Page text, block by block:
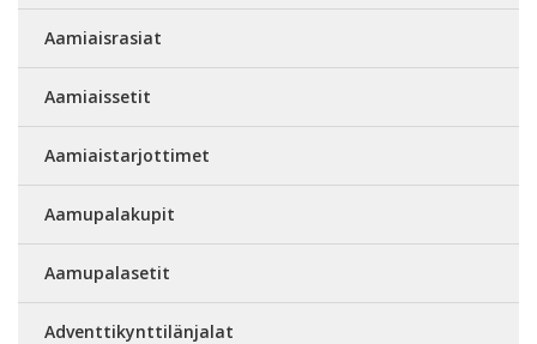
Aamiaisrasiat
Aamiaissetit
Aamiaistarjottimet
Aamupalakupit
Aamupalasetit
Adventtikynttilänjalat